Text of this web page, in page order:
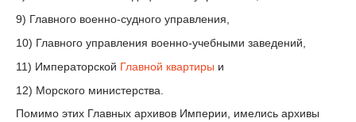
9) Главного военно-судного управления,
10) Главного управления военно-учебными заведений,
11) Императорской Главной квартиры и
12) Морского министерства.
Помимо этих Главных архивов Империи, имелись архивы